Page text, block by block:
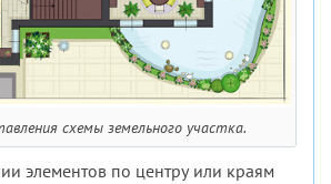
схемы земельного участка.
элементов по центру или краям